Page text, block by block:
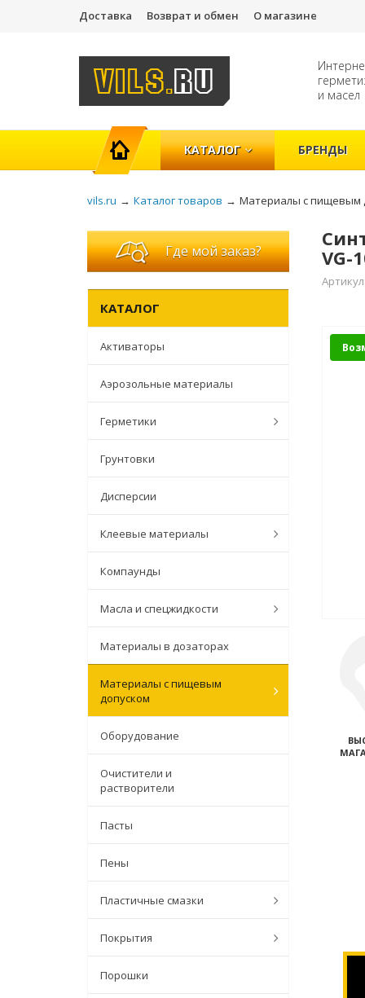
Доставка Возврат и обмен О магазине
и масел
ГЛАВНАЯ
КАТАЛОГ БРЕНДЫ
vils.ru → Каталог товаров → Материалы с пищевым
Где мой заказ?
КАТАЛОГ
Активаторы
Аэрозольные материалы
Герметики
Грунтовки
Дисперсии
Клеевые материалы
Компаунды
Масла и спецжидкости
Материалы в дозаторах
Материалы с пищевым
допуском
Оборудование
Очистители и
растворители
Пасты
Пены
Пластичные смазки
Покрытия
Порошки
VG-